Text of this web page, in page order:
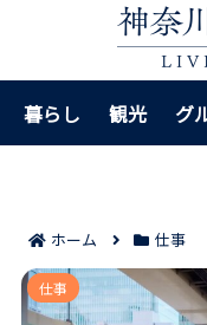
暮らし 観光 グ
ホーム 仕事
神奈川雇用保険電子
イント｜連絡先
仕事